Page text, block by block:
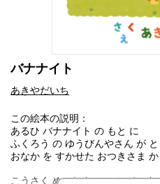
バナナイト
あきやだいち
この絵本の説明：
あるひ バナナイト の もと に
ふくろう の ゆうびんやさん が
おなか を すかせた おつきさま か
こうさく めいじん の ニンジーさ